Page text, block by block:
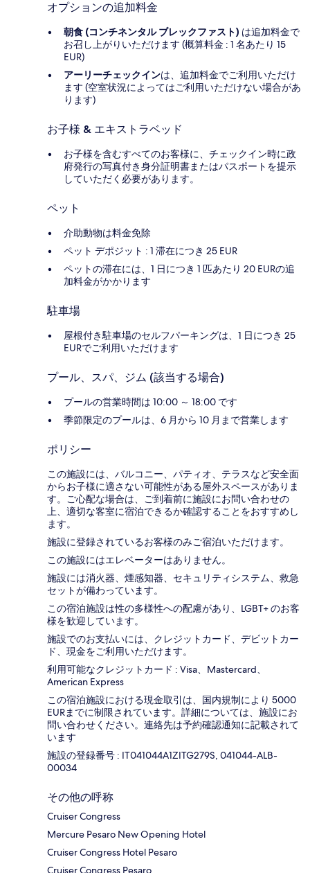
オプションの追加料金
朝食 (コンチネンタル ブレックファスト) は追加料金で
お召し上がりいただけます (概算料金 : 1 名あたり 15
EUR)
アーリーチェックインは、追加料金でご利用いただけ
ます (空室状況によってはご利用いただけない場合があ
ります)
お子様 & エキストラベッド
お子様を含むすべてのお客様に、チェックイン時に政
府発行の写真付き身分証明書またはパスポートを提示
していただく必要があります。
ペット
介助動物は料金免除
ペット デポジット : 1 滞在につき 25 EUR
ペットの滞在には、1 日につき 1 匹あたり 20 EURの追
加料金がかかります
駐車場
屋根付き駐車場のセルフパーキングは、1 日につき 25
EURでご利用いただけます
プール、スパ、ジム (該当する場合)
プールの営業時間は 10:00 ～ 18:00 です
季節限定のプールは、6 月から 10 月まで営業します
ポリシー
この施設には、バルコニー、パティオ、テラスなど安全面
からお子様に適さない可能性がある屋外スペースがありま
す。ご心配な場合は、ご到着前に施設にお問い合わせの
上、適切な客室に宿泊できるか確認することをおすすめし
ます。
施設に登録されているお客様のみご宿泊いただけます。
この施設にはエレベーターはありません。
施設には消火器、煙感知器、セキュリティシステム、救急
セットが備わっています。
この宿泊施設は性の多様性への配慮があり、LGBT+ のお客
様を歓迎しています。
施設でのお支払いには、クレジットカード、デビットカー
ド、現金をご利用いただけます。
利用可能なクレジットカード : Visa、Mastercard、
American Express
この宿泊施設における現金取引は、国内規制により 5000
EURまでに制限されています。詳細については、施設にお
問い合わせください。連絡先は予約確認通知に記載されて
います
施設の登録番号 : IT041044A1ZITG279S, 041044-ALB-
00034
その他の呼称
Cruiser Congress
Mercure Pesaro New Opening Hotel
Cruiser Congress Hotel Pesaro
Cruiser Congress Pesaro